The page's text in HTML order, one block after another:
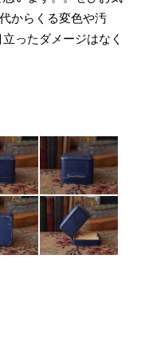
からくる変色や汚
ったダメージはなく